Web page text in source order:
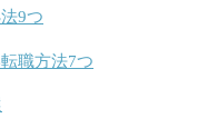
9つ
職方法7つ